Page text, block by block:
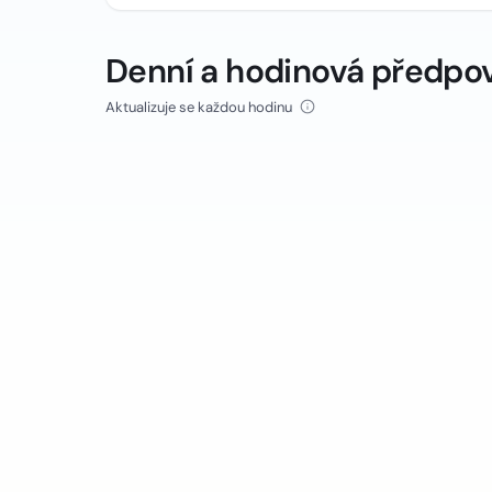
Denní a hodinová
Aktualizuje se každou hodinu